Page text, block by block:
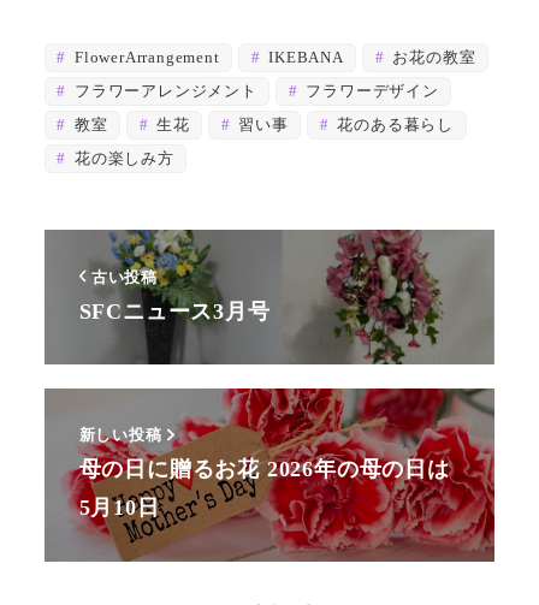
FlowerArrangement IKEBANA
お花の教室
フラワーアレンジメント
フラワーデザイン
教室
生花 習い事
花のある暮らし
花の楽しみ方
古い投稿
SFCニュース3月号
新しい投稿
母の日に贈るお花 2026年の母の日は
5月10日